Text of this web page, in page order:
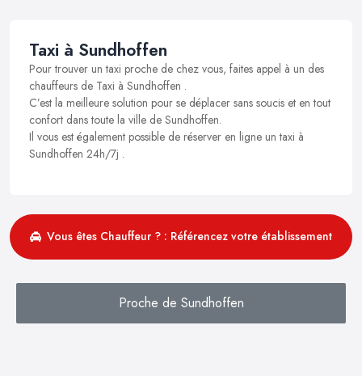
Taxi à Sundhoffen
Pour trouver un taxi proche de chez vous, faites appel à un des
chauffeurs de Taxi à Sundhoffen .
C’est la meilleure solution pour se déplacer sans soucis et en tout
confort dans toute la ville de Sundhoffen.
Il vous est également possible de réserver en ligne un taxi à
Sundhoffen 24h/7j .
Vous êtes Chauffeur ? : Référencez votre établissement
Proche de Sundhoffen